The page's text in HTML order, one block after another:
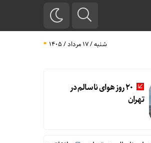
شنبه / ۱۷ مرداد / ۱۴۰۵
20 روز هوای ناسالم در
تهران